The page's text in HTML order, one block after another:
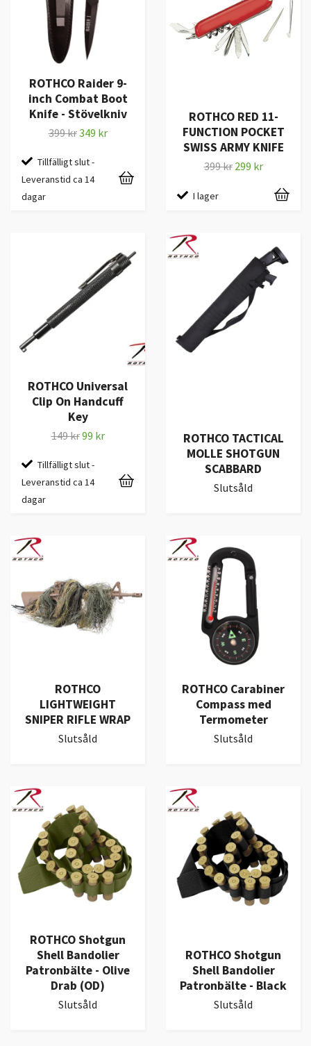
ROTHCO Raider 9-
inch Combat Boot
Knife - Stövelkniv
399 kr349 kr
Tillfälligt slut -
Leveranstid ca 14
dagar
ROTHCO RED 11-
FUNCTION POCKET
SWISS ARMY KNIFE
399 kr 299 kr
I lager
ROTHCO Universal
Clip On Handcuff
Key
149 kr99 kr
Tillfälligt slut -
Leveranstid ca 14
dagar
ROTHCO TACTICAL
MOLLE SHOTGUN
SCABBARD
Slutsåld
ROTHCO
LIGHTWEIGHT
SNIPER RIFLE WRAP
Slutsåld
ROTHCO Carabiner
Compass med
Termometer
Slutsåld
ROTHCO Shotgun
Shell Bandolier
Patronbälte - Olive
Drab (OD)
Slutsåld
ROTHCO Shotgun
Shell Bandolier
Patronbälte - Black
Slutsåld